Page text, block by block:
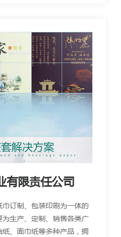
有限责任公司
订制、包装印刷为一体的
生产、定制、销售各类广
、面巾纸等多种产品，拥